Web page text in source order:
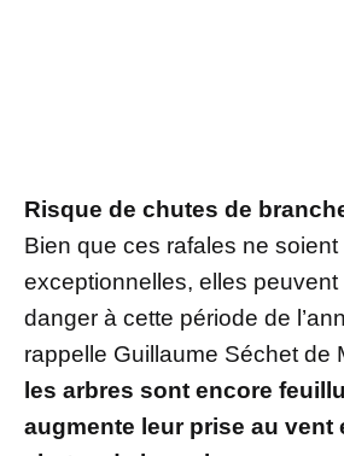
Risque de chutes de
Bien que ces rafales ne soient
exceptionnelles, elles
danger à cette période de
rappelle Guillaume Séchet de
les arbres sont encore
augmente leur prise au vent